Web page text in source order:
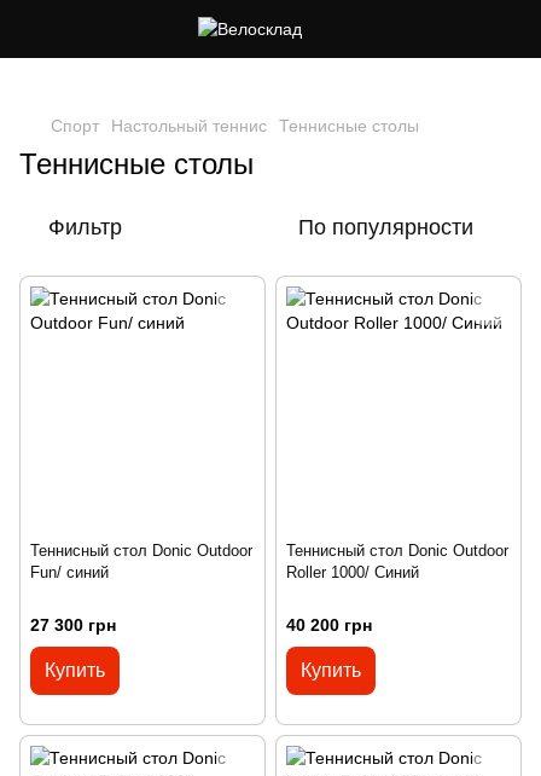
Спорт Настольный теннис Теннисные столы
Теннисные столы
Фильтр По популярности
Теннисный стол Donic Outdoor
Fun/ синий
27 300 грн
Купить
Теннисный стол Donic Outdoor
Roller 1000/ Синий
40 200 грн
Купить